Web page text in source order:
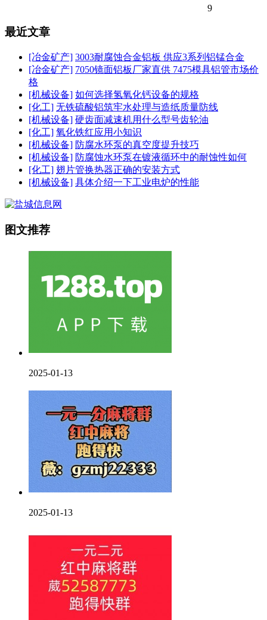
9
最近文章
[冶金矿产] 3003耐腐蚀合金铝板 供应3系列铝锰合金
[冶金矿产] 7050镜面铝板厂家直供 7475模具铝管市场价
格
[机械设备] 如何选择氢氧化钙设备的规格
[化工] 无铁硫酸铝筑牢水处理与造纸质量防线
[机械设备] 硬齿面减速机用什么型号齿轮油
[化工] 氧化铁红应用小知识
[机械设备] 防腐水环泵的真空度提升技巧
[机械设备] 防腐蚀水环泵在镀液循环中的耐蚀性如何
[化工] 翅片管换热器正确的安装方式
[机械设备] 具体介绍一下工业电炉的性能
图文推荐
2025-01-13
2025-01-13